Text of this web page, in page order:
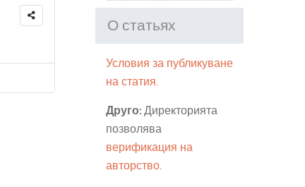
О статьях
Условия за публикуване
на статия.
Друго: Директорията
позволява
верификация на
авторство.